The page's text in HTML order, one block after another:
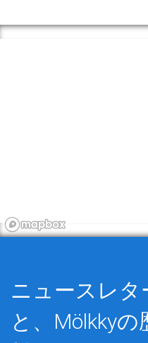
ニュースレタ
と、Mölkkyの